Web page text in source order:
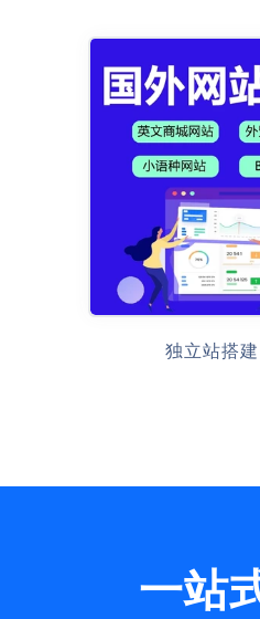
独立站搭建
一站